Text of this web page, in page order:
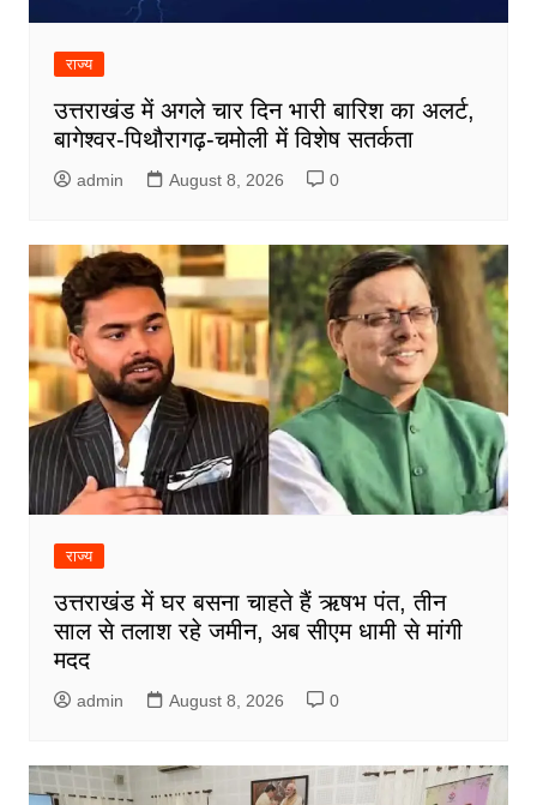
राज्य
उत्तराखंड में अगले चार दिन भारी बारिश का अलर्ट,
बागेश्वर-पिथौरागढ़-चमोली में विशेष सतर्कता
admin August 8, 2026 0
राज्य
उत्तराखंड में घर बसना चाहते हैं ऋषभ पंत, तीन
साल से तलाश रहे जमीन, अब सीएम धामी से मांगी
मदद
admin August 8, 2026 0